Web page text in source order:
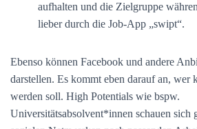
aufhalten und die Zielgruppe
lieber durch die Job-App „swipt“.
Ebenso können Facebook und andere
darstellen. Es kommt eben darauf an, wer
werden soll. High Potentials wie bspw.
Universitätsabsolvent*innen schauen sich